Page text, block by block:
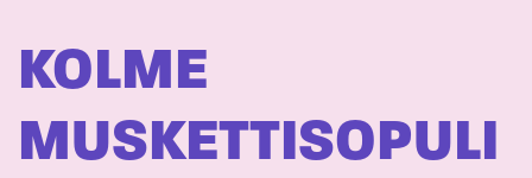
KOLME
MUSKETTISOPULI